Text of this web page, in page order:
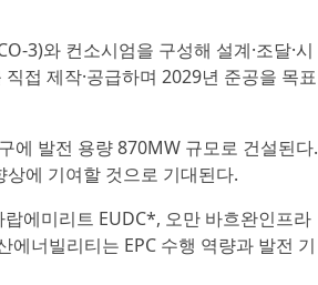
3)와 컨소시엄을 구성해 설계·조달·시
접 제작·공급하며 2029년 준공을 목표
에 발전 용량 870MW 규모로 건설된다.
에 기여할 것으로 기대된다.
에미리트 EUDC*, 오만 바흐완인프라
너빌리티는 EPC 수행 역량과 발전 기